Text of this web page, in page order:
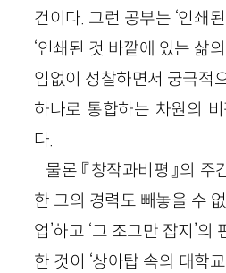
건이다. 그런 공부는 ‘인쇄
‘인쇄된 것 바깥에 있는 삶
임없이 성찰하면서 궁극적
하나로 통합하는 차원의
다.
물론 『창작과비평』의
한 그의 경력도 빼놓을 수
업’하고 ‘그 조그만 잡지’
한 것이 ‘상아탑 속의 대학